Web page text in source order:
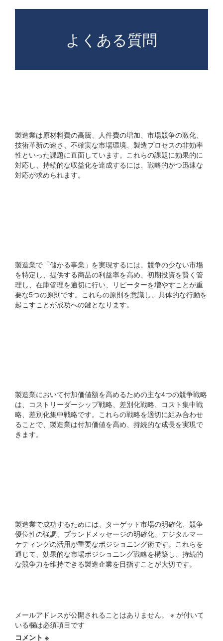
よくある質問
製造業は原材料費の高騰、人件費の増加、市場競争の激化、
技術革新の速さ、不確実な市場環境、製造プロセスの非効率
性といった課題に直面しています。これらの課題に効果的に
対応し、持続的な収益化を達成するには、戦略的かつ迅速な
対応が求められます。
製造業で「儲かる事業」を実現するには、競争の少ない市場
を特定し、提供する商品の利益率を高め、初期投資を賢く管
理し、在庫管理を適切に行い、リピーターを増やすことが重
要な5つの原則です。これらの原則を意識し、具体的な行動を
起こすことが成功への鍵となります。
製造業において付加価値額を高めるための主な4つの競争戦略
は、コストリーダーシップ戦略、差別化戦略、コスト集中戦
略、差別化集中戦略です。これらの戦略を適切に組み合わせ
ることで、製造業は付加価値を高め、持続的な成長を実現で
きます。
製造業で成功するためには、ターゲット市場の明確化、競争
優位性の強調、ブランドメッセージの明確化、デジタルマー
ケティングの活用が重要なポジショニング術です。これらを
通じて、効果的な市場ポジショニング戦略を構築し、持続的
な競争力を維持できる製造企業を目指すことが大切です。
メールアドレスが公開されることはありません。 ※ が付いて
いる欄は必須項目です
コメント ※